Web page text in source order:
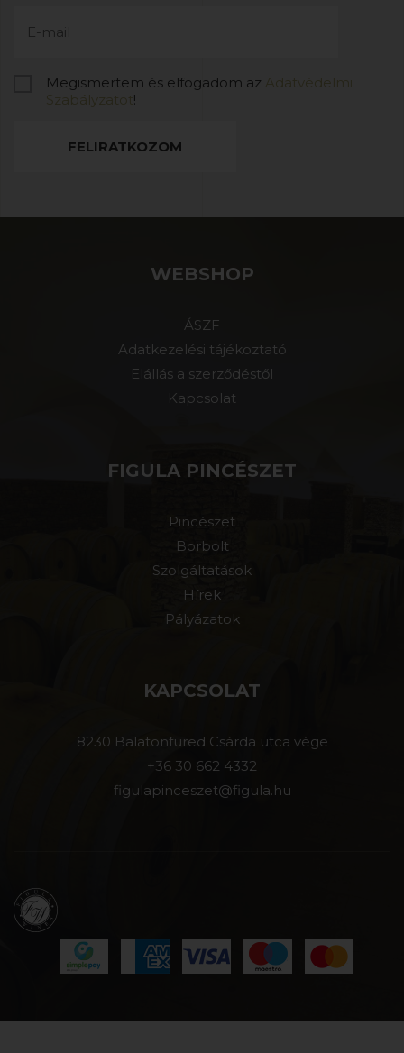
Megismertem és elfogadom az Adatvédelmi
Szabályzatot !
FELIRATKOZOM
WEBSHOP
ÁSZF
Adatkezelési tájékoztató
Elállás a szerződéstől
Kapcsolat
FIGULA PINCÉSZET
Pincészet
Borbolt
Szolgáltatások
Hírek
Pályázatok
KAPCSOLAT
8230 Balatonfüred Csárda utca vége
+36 30 662 4332
figulapinceszet@figula.hu